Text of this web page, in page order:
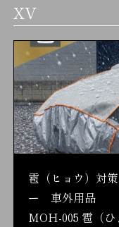
XV
雹（ヒョウ）対
ー 車外用品
MOH-005 雹（ひ